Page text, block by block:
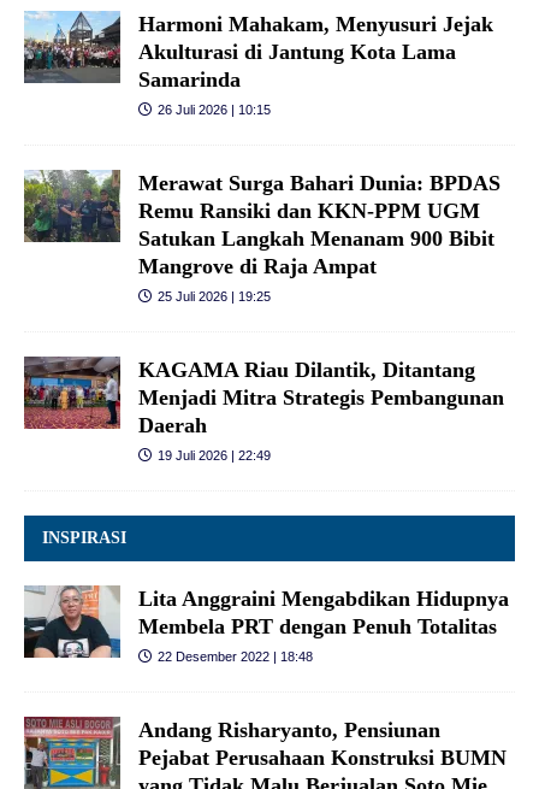
Harmoni Mahakam, Menyusuri Jejak
Akulturasi di Jantung Kota Lama
Samarinda
26 Juli 2026 | 10:15
Merawat Surga Bahari Dunia: BPDAS
Remu Ransiki dan KKN-PPM UGM
Satukan Langkah Menanam 900 Bibit
Mangrove di Raja Ampat
25 Juli 2026 | 19:25
KAGAMA Riau Dilantik, Ditantang
Menjadi Mitra Strategis Pembangunan
Daerah
19 Juli 2026 | 22:49
INSPIRASI
Lita Anggraini Mengabdikan Hidupnya
Membela PRT dengan Penuh Totalitas
22 Desember 2022 | 18:48
Andang Risharyanto, Pensiunan
Pejabat Perusahaan Konstruksi BUMN